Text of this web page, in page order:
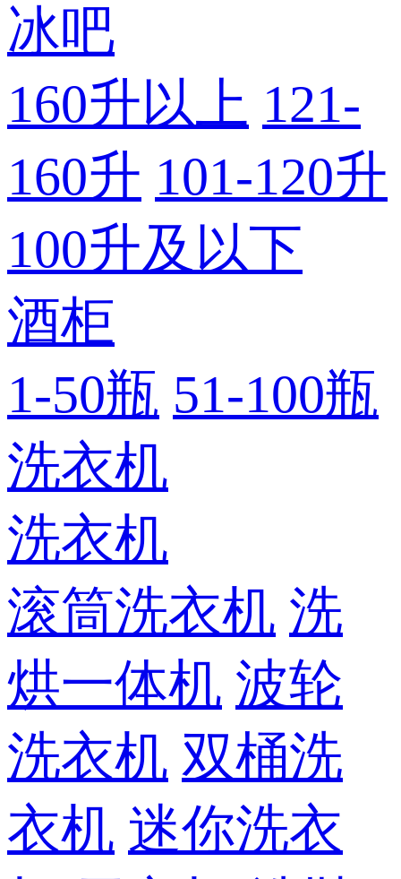
冰吧
160升以上 121-
160升 101-120升
100升及以下
酒柜
1-50瓶 51-100瓶
洗衣机
洗衣机
滚筒洗衣机 洗
烘一体机 波轮
洗衣机 双桶洗
衣机 迷你洗衣